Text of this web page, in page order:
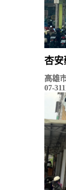
杏安
高雄
07-